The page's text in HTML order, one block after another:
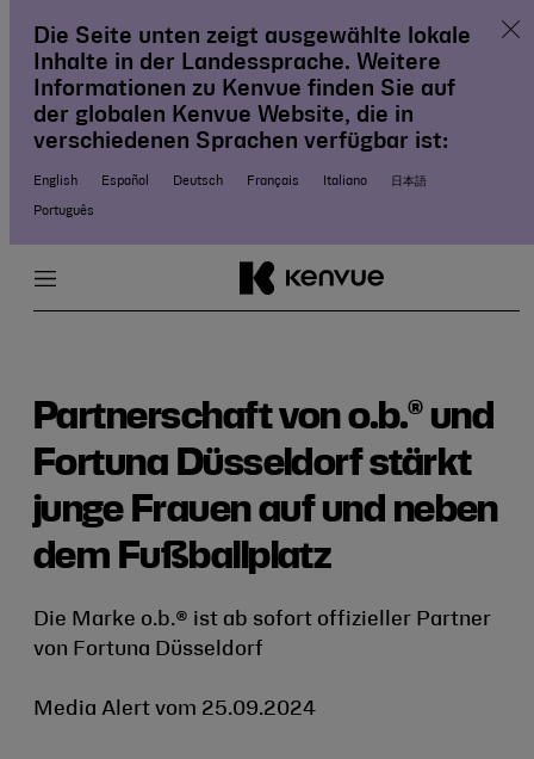
Skip
content
Die Seite unten zeigt ausgewählte lokale
Inhalte in der Landessprache. Weitere
Informationen zu Kenvue finden Sie auf
der globalen Kenvue Website, die in
verschiedenen Sprachen verfügbar ist:
English Español Deutsch Français Italiano 日本語
Português
Partnerschaft von o.b.® und
Fortuna Düsseldorf stärkt
junge Frauen auf und neben
dem Fußballplatz
Die Marke o.b.® ist ab sofort offizieller Partner
von Fortuna Düsseldorf
Media Alert vom 25.09.2024